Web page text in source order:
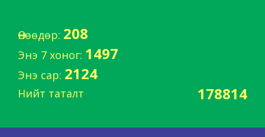
Өнөөдөр: 208
Энэ 7 хоног: 1497
Энэ сар: 2124
Нийт таталт 178814